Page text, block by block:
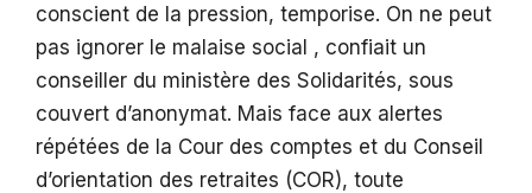
conscient de la pression, temporise. On ne peut
pas ignorer le malaise social , confiait un
conseiller du ministère des Solidarités, sous
couvert d’anonymat. Mais face aux alertes
répétées de la Cour des comptes et du Conseil
d’orientation des retraites (COR), toute